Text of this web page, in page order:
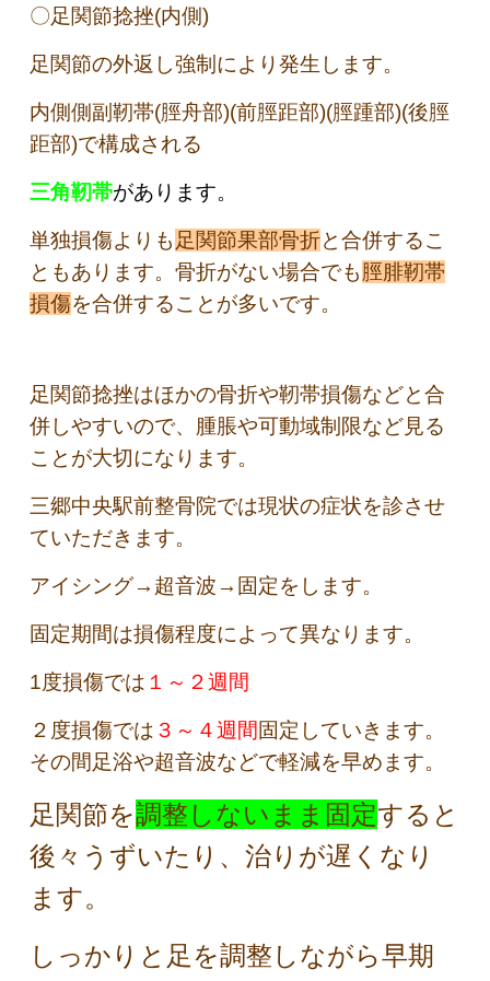
〇足関節捻挫(内側)
足関節の外返し強制により発生します。
内側側副靭帯(脛舟部)(前脛距部)(脛踵部)(後脛
距部)で構成される
三角靭帯があります。
単独損傷よりも 足関節果部骨折と合併するこ
ともあります。骨折がない場合でも脛腓靭帯
損傷を合併することが多いです。
足関節捻挫はほかの骨折や靭帯損傷などと合
併しやすいので、腫脹や可動域制限など見る
ことが大切になります。
三郷中央駅前整骨院では現状の症状を診させ
ていただきます。
アイシング→超音波→固定をします。
固定期間は損傷程度によって異なります。
1度損傷では １～２週間
２度損傷では ３～４週間 固定していきます。
その間足浴や超音波などで軽減を早めます。
足関節を調整しないまま固定すると
後々うずいたり、治りが遅くなり
ます。
しっかりと足を調整しながら早期